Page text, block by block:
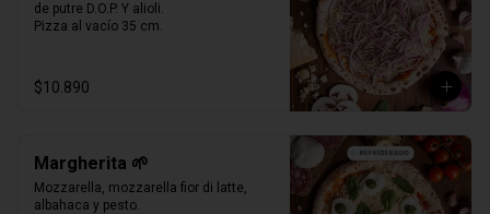
de putre D.O.P. Y alioli.
Pizza al vacío 35 cm.
$10.890
Margherita 🌱
Mozzarella, mozzarella fior di latte,
albahaca y pesto.